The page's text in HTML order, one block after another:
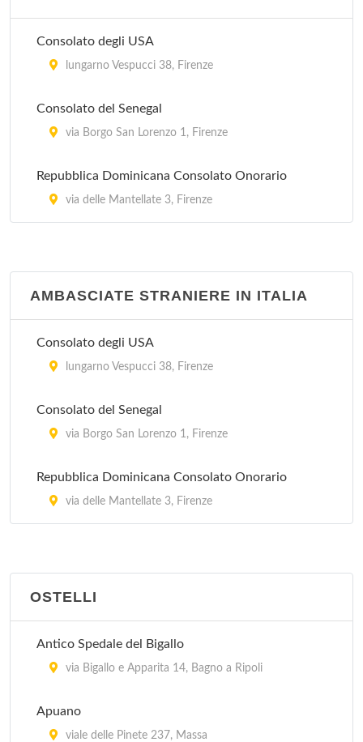
Consolato degli USA
lungarno Vespucci 38, Firenze
Consolato del Senegal
via Borgo San Lorenzo 1, Firenze
Repubblica Dominicana Consolato Onorario
via delle Mantellate 3, Firenze
AMBASCIATE STRANIERE IN ITALIA
Consolato degli USA
lungarno Vespucci 38, Firenze
Consolato del Senegal
via Borgo San Lorenzo 1, Firenze
Repubblica Dominicana Consolato Onorario
via delle Mantellate 3, Firenze
OSTELLI
Antico Spedale del Bigallo
via Bigallo e Apparita 14, Bagno a Ripoli
Apuano
viale delle Pinete 237, Massa